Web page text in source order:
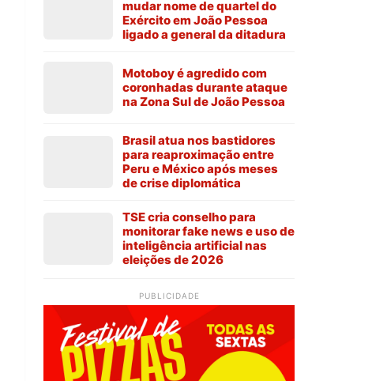
mudar nome de quartel do
Exército em João Pessoa
ligado a general da ditadura
Motoboy é agredido com
coronhadas durante ataque
na Zona Sul de João Pessoa
Brasil atua nos bastidores
para reaproximação entre
Peru e México após meses
de crise diplomática
TSE cria conselho para
monitorar fake news e uso de
inteligência artificial nas
eleições de 2026
PUBLICIDADE